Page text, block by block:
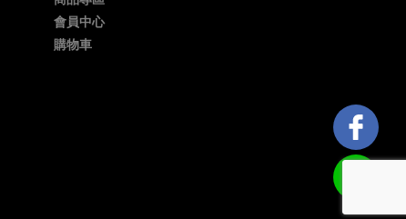
會員中心
購物車